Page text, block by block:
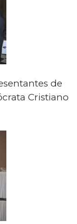
de
Cristiano